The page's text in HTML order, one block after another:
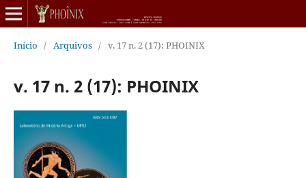
Início / Arquivos / v. 17 n. 2 (17): PHOINIX
v. 17 n. 2 (17): PHOINIX